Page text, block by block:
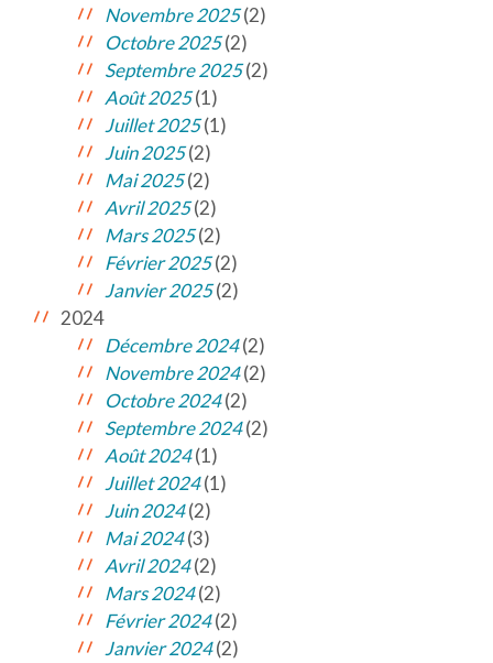
Novembre 2025(2)
Octobre 2025(2)
Septembre 2025(2)
Août 2025(1)
Juillet 2025(1)
Juin 2025(2)
Mai 2025(2)
Avril 2025(2)
Mars 2025(2)
Février 2025(2)
Janvier 2025(2)
2024
Décembre 2024(2)
Novembre 2024(2)
Octobre 2024(2)
Septembre 2024(2)
Août 2024(1)
Juillet 2024(1)
Juin 2024(2)
Mai 2024(3)
Avril 2024(2)
Mars 2024(2)
Février 2024(2)
Janvier 2024(2)